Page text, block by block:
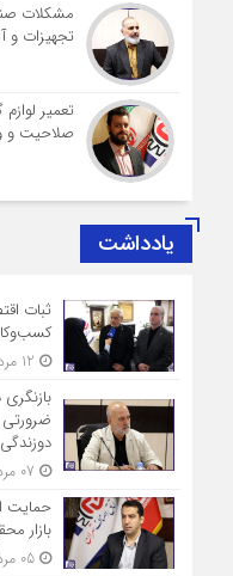
مشکلات
تجهیزات
تعمیر
صلاحیت و
یادداشت
ثبات
ضرورتی
حمایت
بازار
05 مرداد 1405 - 9:13